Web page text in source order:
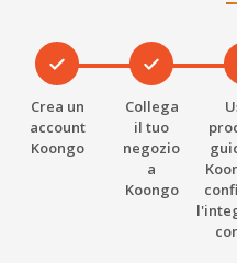
qualità del
venditore di 4,5 o
accettazione
Tasso di reclami
Crea un
account
Koongo
Collega
il tuo
negozio
a
Koongo